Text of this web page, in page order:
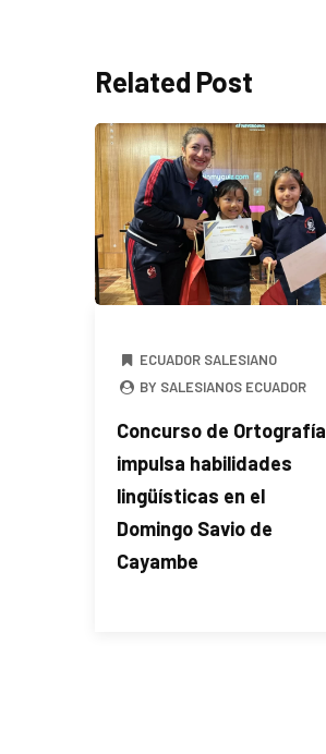
Related Post
ECUADOR SALESIANO
BY SALESIANOS ECUADOR
Concurso de Ortografía
impulsa habilidades
lingüísticas en el
Domingo Savio de
Cayambe